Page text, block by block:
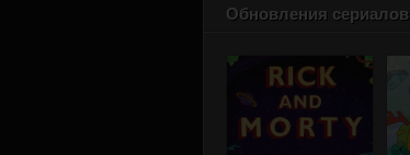
Обновления сериалов